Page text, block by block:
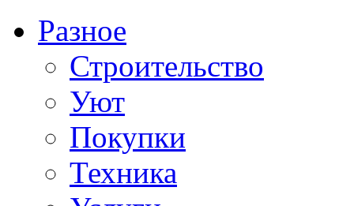
Разное
Строительство
Уют
Покупки
Техника